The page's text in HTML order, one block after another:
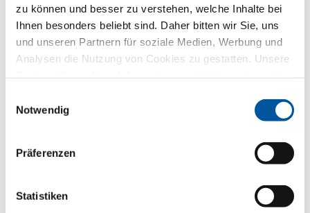
zu können und besser zu verstehen, welche Inhalte bei
Ihnen besonders beliebt sind. Daher bitten wir Sie, uns
und unseren Partnern für soziale Medien, Werbung und
Analysen die Nutzung von Cookies zu gestatten. Unsere
haben oder die sie im Rahmen Ihrer Nutzung der Dienste
Notwendig
Präferenzen
Statistiken
Ihre Mitteilung
*Pflichtfelder